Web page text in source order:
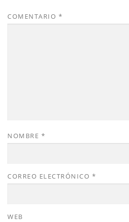
COMENTARIO *
NOMBRE *
CORREO ELECTRÓNICO *
WEB